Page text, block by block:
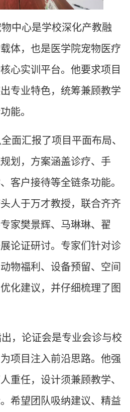
中心是学校深化产教融
体，也是医学院宠物医疗
心实训平台。他要求项目
专业特色，统筹兼顾教学
能。
面汇报了项目平面布局、
划，方案涵盖诊疗、手
客户接待等全链条功能。
人于万才教授，联合齐齐
家樊景辉、马琳琳、翟
论证研讨。专家们针对诊
物福利、设备预留、空间
化建议，并仔细梳理了图
，论证会是专业会诊与校
项目注入前沿思路。他强
重任，设计须兼顾教学、
希望 团队吸纳建议、精益